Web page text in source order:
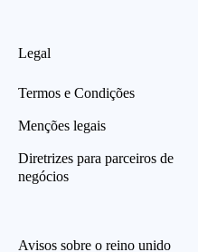
Legal
Termos e Condições
Menções legais
Diretrizes para parceiros de
negócios
Avisos sobre o reino unido